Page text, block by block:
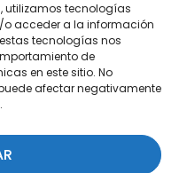
utilizamos tecnologías
acceder a la información
tecnologías nos
de
en este sitio. No
afectar negativamente
Newsletter